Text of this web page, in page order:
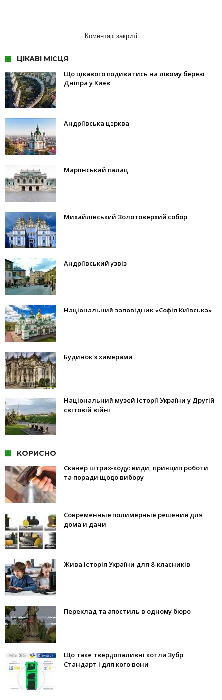
Коментарі закриті
ЦІКАВІ МІСЦЯ
Що цікавого подивитись на лівому березі
Дніпра у Києві
Андріївська церква
Маріїнський палац
Михайлівський Золотоверхий собор
Андріївський узвіз
Національний заповідник «Софія Київська»
Будинок з химерами
Національний музей історії України у Другій
світовій війні
КОРИСНО
Сканер штрих-коду: види, принцип роботи
та поради щодо вибору
Современные полимерные решения для
дома и дачи
Жива історія України для 8-класників
Переклад та апостиль в одному бюро
Що таке твердопаливні котли Зубр
Стандарт і для кого вони